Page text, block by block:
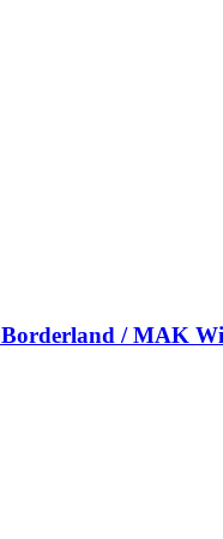
/ MAK